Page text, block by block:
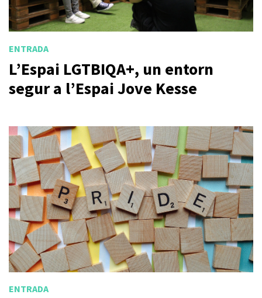
ENTRADA
L’Espai LGTBIQA+, un entorn
segur a l’Espai Jove Kesse
ENTRADA